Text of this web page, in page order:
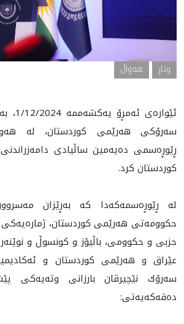
وتار هه‌واڵ
سه‌رۆكی هه‌رێمی كوردستان، له‌
ڕێوڕه‌سمی ده‌یه‌مین ساڵیادی
كوردستان كرد.
له‌ ڕێوڕه‌سمه‌كه‌دا كه‌ به‌ڕێزان
حكوومه‌تی هه‌رێمی كوردستان، ژماره‌یه‌كی
حزبی و حكوومی، باڵیۆز و كونسوڵ و
عێراق و هه‌رێمی كوردستان و
سه‌رۆك نێچیرڤان بارزانی وته‌یه‌كی
ده‌قه‌كه‌یه‌تی: